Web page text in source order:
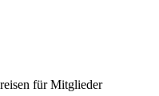
für Mitglieder